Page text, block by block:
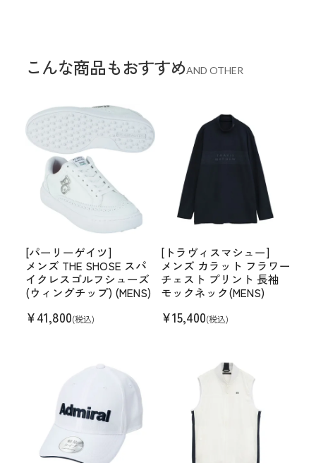
こんな商品もおすすめAND OTHER
[パーリーゲイツ]
メンズ THE SHOSE スパ
イクレスゴルフシューズ
(ウィングチップ) (MENS)
¥41,800(税込)
[トラヴィスマシュー]
メンズ カラット フラワー
チェスト プリント 長袖
モックネック(MENS)
¥15,400(税込)